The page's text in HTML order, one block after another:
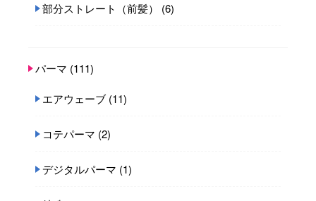
部分ストレート（前髪） (6)
パーマ (111)
エアウェーブ (11)
コテパーマ (2)
デジタルパーマ (1)